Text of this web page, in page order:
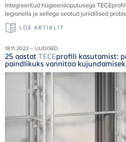
Integreeritud hügieeniloputusega TECE
legionella ja sellega seotud juriidilised
LOE ARTIKLIT
18.11.2022 – UUDISED
25 aastat TECEprofili kasutamist:
paindlikuks vannitoa